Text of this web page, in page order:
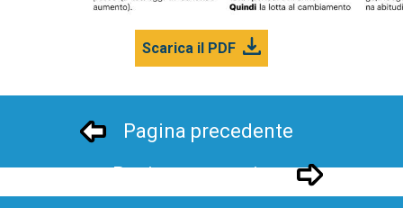
Scarica il PDF
Pagina precedente
Pagina successivo